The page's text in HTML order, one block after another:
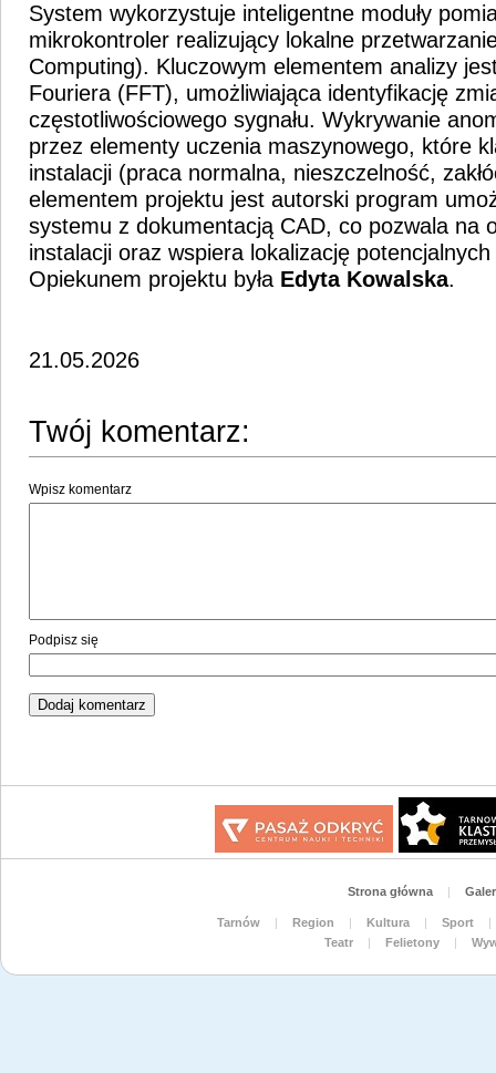
System wykorzystuje inteligentne moduły
mikrokontroler realizujący lokalne
Computing). Kluczowym elementem analizy
Fouriera (FFT), umożliwiająca identyfikację
częstotliwościowego sygnału. Wykrywanie
przez elementy uczenia maszynowego, które
instalacji (praca normalna, nieszczelność,
elementem projektu jest autorski program
systemu z dokumentacją CAD, co pozwala na
instalacji oraz wspiera lokalizację
Opiekunem projektu była Edyta Kowalska.
21.05.2026
Twój komentarz:
Wpisz komentarz
Podpisz się
Strona główna |
Tarnów | Region | Kultura | Sport
|
Teatr
| Felietony |